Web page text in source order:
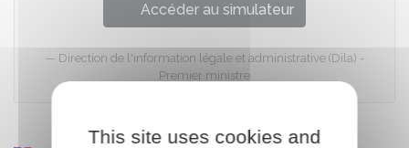
Accéder au simulateur
Direction de l'information légale et administrative (Dila) -
Premier ministre
This site uses cookies and